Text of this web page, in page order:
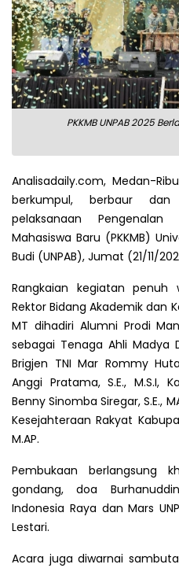
PKKMB UNPAB 2025
Analisadaily.com, Medan-
berkumpul, berbaur dan
pelaksanaan
Mahasiswa Baru (PKKMB)
Budi (UNPAB), Jumat (21/11/
Rangkaian kegiatan penuh
Rektor Bidang Akademik dan
MT dihadiri Alumni Prodi
sebagai Tenaga Ahli Madya
Brigjen TNI Mar Rommy
Anggi Pratama, S.E., M.S.I,
Benny Sinomba Siregar, S.E.,
Kesejahteraan Rakyat
M.AP.
Pembukaan berlangsung
gondang, doa
Indonesia Raya dan Mars
Lestari.
Acara juga diwarnai